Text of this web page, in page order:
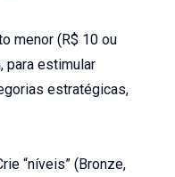
menor (R$ 10 ou
para estimular
estratégicas,
“níveis” (Bronze,